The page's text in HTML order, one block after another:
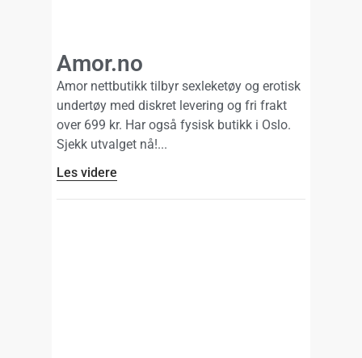
Amor.no
Amor nettbutikk tilbyr sexleketøy og erotisk
undertøy med diskret levering og fri frakt
over 699 kr. Har også fysisk butikk i Oslo.
Sjekk utvalget nå!
Les videre